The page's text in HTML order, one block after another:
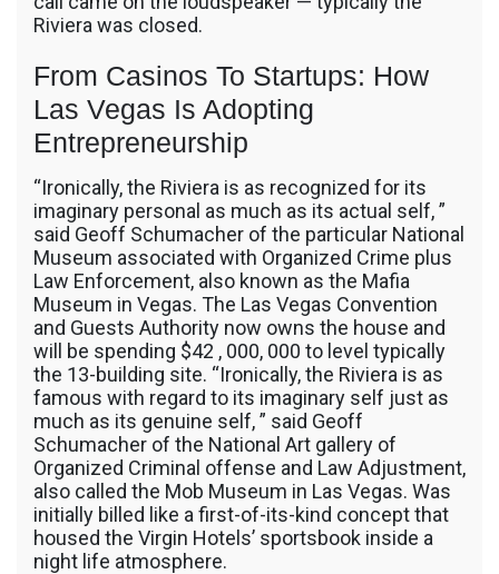
Riviera was closed.
From Casinos To Startups: How
Las Vegas Is Adopting
Entrepreneurship
“Ironically, the Riviera is as recognized for its
imaginary personal as much as its actual self, ”
said Geoff Schumacher of the particular National
Museum associated with Organized Crime plus
Law Enforcement, also known as the Mafia
Museum in Vegas. The Las Vegas Convention
and Guests Authority now owns the house and
will be spending $42 , 000, 000 to level typically
the 13-building site. “Ironically, the Riviera is as
famous with regard to its imaginary self just as
much as its genuine self, ” said Geoff
Schumacher of the National Art gallery of
Organized Criminal offense and Law Adjustment,
also called the Mob Museum in Las Vegas. Was
initially billed like a first-of-its-kind concept that
housed the Virgin Hotels’ sportsbook inside a
night life atmosphere.